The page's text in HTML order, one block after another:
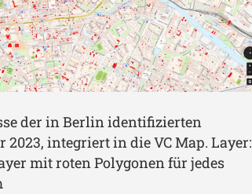
der in Berlin identifizierten
2023, integriert in die VC Map. Layer:
mit roten Polygonen für jedes